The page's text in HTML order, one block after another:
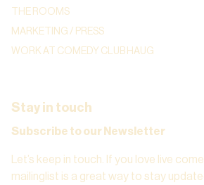
THE ROOMS
MARKETING / PRESS
WORK AT COMEDY CLUB HAUG
Stay in touch
Subscribe to our Newsletter
Let’s keep in touch. If you love live
mailinglist is a great way to stay